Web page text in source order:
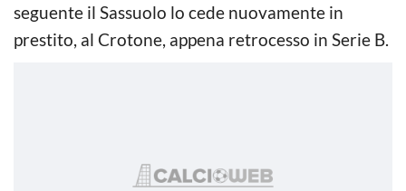
seguente il Sassuolo lo cede nuovamente in
prestito, al Crotone, appena retrocesso in Serie B.